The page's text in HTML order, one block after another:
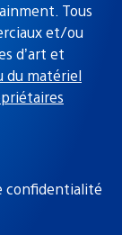
Tous
et/ou
d’art et
du matériel
confidentialité